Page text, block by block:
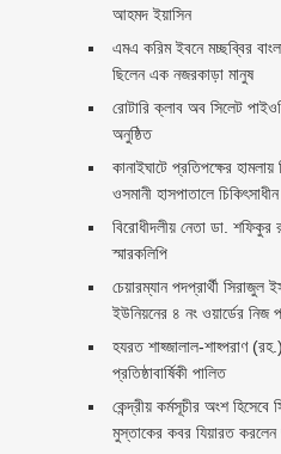
আহমদ ইয়াসিন
এমএ করিম ইবনে মচ্ছব্বির
ছিলেন এক নজরকাড়া মানুষ ‎
রোটারি ক্লাব অব সিলেট
অনুষ্ঠিত
কানাইঘাটে প্রতিপক্ষের
ওসমানী হাসপাতালে চিকিৎসাধীন
বিরোধীদলীয় নেতা ডা. শফিকুর
স্মারকলিপি ‎
চেয়ারম্যান পদপ্রার্থী সিরাজুল
ইউনিয়নের ৪ নং ওয়ার্ডের নিজ
হযরত শাহ্জালাল-শাহ্পরাণ
প্রতিষ্ঠাবার্ষিকী পালিত ‎​
কেন্দ্রীয় কর্মসূচীর অংশ
মুস্তাকের কবর যিয়ারত করলেন